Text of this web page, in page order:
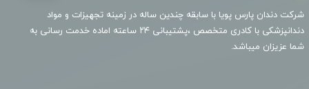
​شرکت دندان پارس پویا با سابقه چندین ساله در زمینه تجهیزات و مواد
دندانپزشکی با کادری متخصص ،پشتیبانی ۲۴ ساعته اماده خدمت رسانی به
شما عزیزان میباشد.